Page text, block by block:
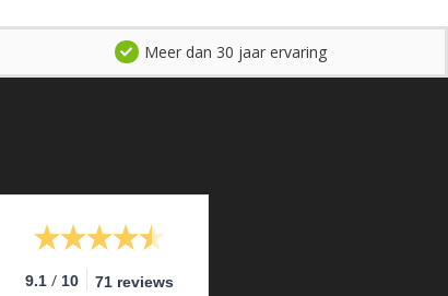
Meer dan 30 jaar ervaring
9.1 / 10 71 reviews